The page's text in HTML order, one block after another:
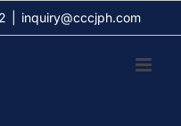
inquiry@cccjph.com